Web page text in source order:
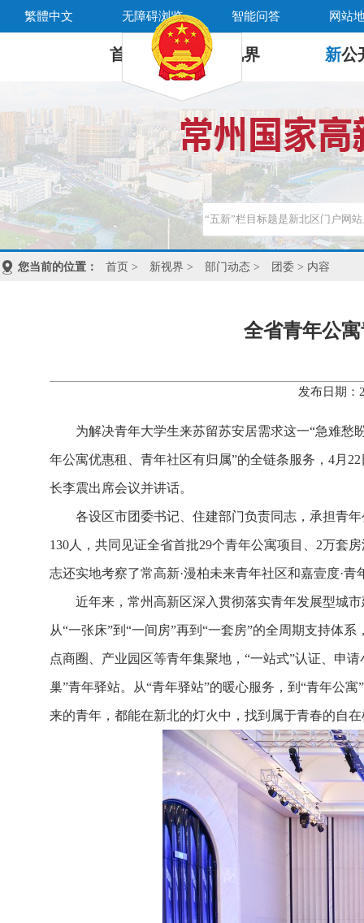
繁體中文 无障碍浏览 智能问答 网站
首 页 新 视界 新公
您当前的位置： 首页 > 新视界 > 部门动态 > 团委 > 内容
全省青年公
发布日期：
为解决青年大学生来苏留苏安居需求这一“急难愁
年公寓优惠租、青年社区有归属”的全链条服务，4月
长李震出席会议并讲话。
各设区市团委书记、住建部门负责同志，承担青
130人，共同见证全省首批29个青年公寓项目、2万套
志还实地考察了常高新·漫柏未来青年社区和嘉壹度·
近年来，常州高新区深入贯彻落实青年发展型城
从“一张床”到“一间房”再到“一套房”的全周期支持体
点商圈、产业园区等青年集聚地，“一站式”认证、申
巢”青年驿站。从“青年驿站”的暖心服务，到“青年公
来的青年，都能在新北的灯火中，找到属于青春的自